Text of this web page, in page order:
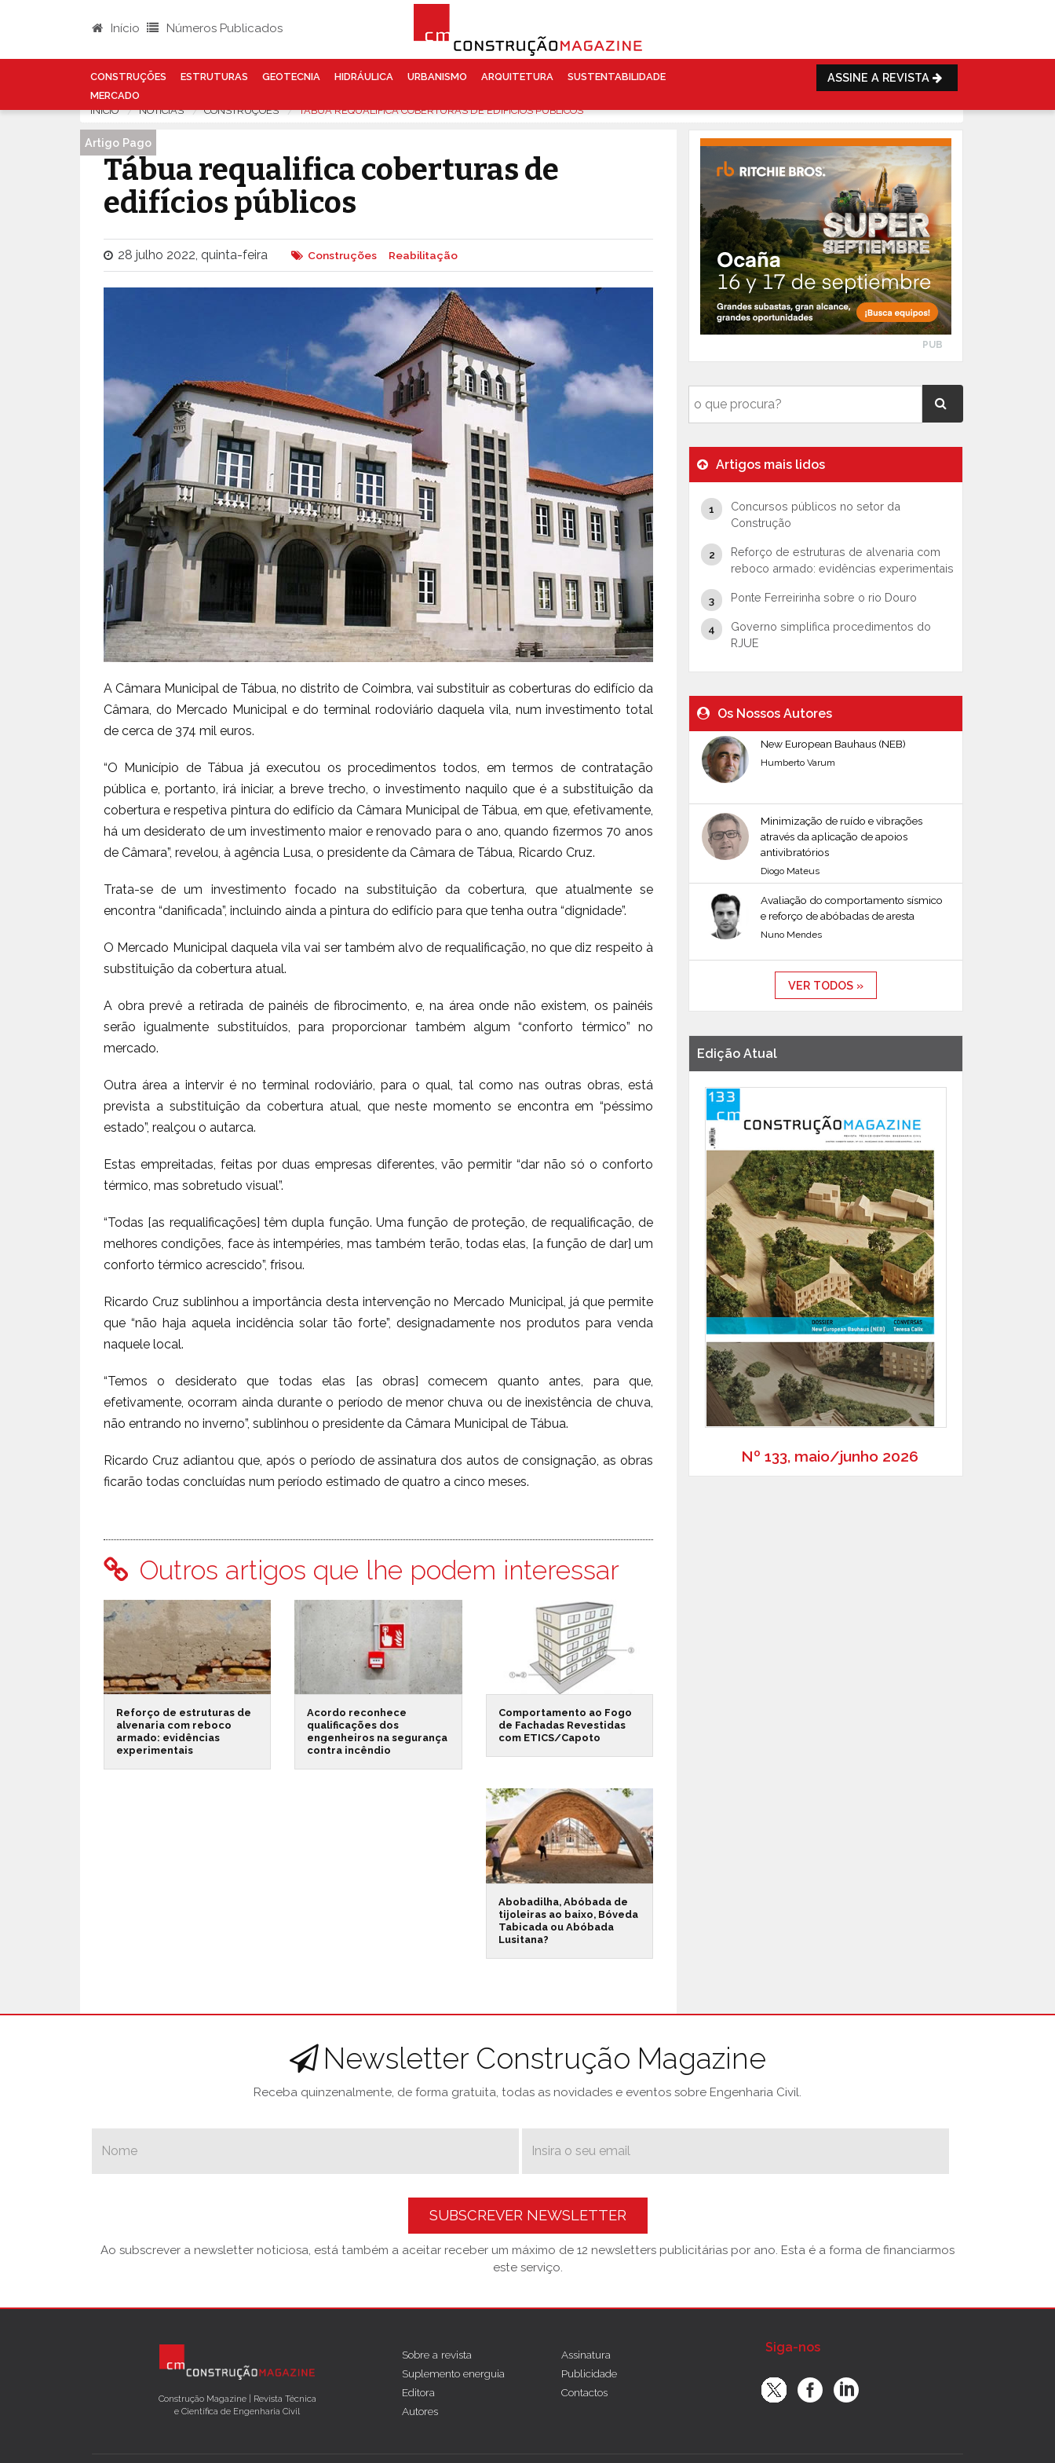
Início Números Publicados
CONSTRUÇÕES ESTRUTURAS GEOTECNIA HIDRÁULICA URBANISMO ARQUITETURA
SUSTENTABILIDADE
MERCADO
ASSINE A REVISTA
INÍCIO NOTÍCIAS CONSTRUÇÕES TÁBUA REQUALIFICA COBERTURAS DE EDIFÍCIOS PÚBLICOS
Tábua requalifica coberturas de
edifícios públicos
Artigo Pago
28 julho 2022, quinta-feira Construções Reabilitação
A Câmara Municipal de Tábua, no distrito de Coimbra, vai substituir as coberturas do edifício da
Câmara, do Mercado Municipal e do terminal rodoviário daquela vila, num investimento total
de cerca de 374 mil euros.
“O Município de Tábua já executou os procedimentos todos, em termos de contratação
pública e, portanto, irá iniciar, a breve trecho, o investimento naquilo que é a substituição da
cobertura e respetiva pintura do edifício da Câmara Municipal de Tábua, em que, efetivamente,
há um desiderato de um investimento maior e renovado para o ano, quando fizermos 70 anos
de Câmara”, revelou, à agência Lusa, o presidente da Câmara de Tábua, Ricardo Cruz.
Trata-se de um investimento focado na substituição da cobertura, que atualmente se
encontra “danificada”, incluindo ainda a pintura do edifício para que tenha outra “dignidade”.
O Mercado Municipal daquela vila vai ser também alvo de requalificação, no que diz respeito à
substituição da cobertura atual.
A obra prevê a retirada de painéis de fibrocimento, e, na área onde não existem, os painéis
serão igualmente substituídos, para proporcionar também algum “conforto térmico” no
mercado.
Outra área a intervir é no terminal rodoviário, para o qual, tal como nas outras obras, está
prevista a substituição da cobertura atual, que neste momento se encontra em “péssimo
estado”, realçou o autarca.
Estas empreitadas, feitas por duas empresas diferentes, vão permitir “dar não só o conforto
térmico, mas sobretudo visual”.
“Todas [as requalificações] têm dupla função. Uma função de proteção, de requalificação, de
melhores condições, face às intempéries, mas também terão, todas elas, [a função de dar] um
conforto térmico acrescido”, frisou.
Ricardo Cruz sublinhou a importância desta intervenção no Mercado Municipal, já que permite
que “não haja aquela incidência solar tão forte”, designadamente nos produtos para venda
naquele local.
“Temos o desiderato que todas elas [as obras] comecem quanto antes, para que,
efetivamente, ocorram ainda durante o período de menor chuva ou de inexistência de chuva,
não entrando no inverno”, sublinhou o presidente da Câmara Municipal de Tábua.
Ricardo Cruz adiantou que, após o período de assinatura dos autos de consignação, as obras
ficarão todas concluídas num período estimado de quatro a cinco meses.
Outros artigos que lhe podem interessar
Reforço de estruturas de
alvenaria com reboco
armado: evidências
experimentais
Acordo reconhece
qualificações dos
engenheiros na segurança
contra incêndio
Comportamento ao Fogo
de Fachadas Revestidas
com ETICS/Capoto
Abobadilha, Abóbada de
tijoleiras ao baixo, Bóveda
Tabicada ou Abóbada
Lusitana?
PUB
Artigos mais lidos
Concursos públicos no setor da
Construção
Reforço de estruturas de alvenaria com
reboco armado: evidências experimentais
Ponte Ferreirinha sobre o rio Douro
Governo simplifica procedimentos do
RJUE
Os Nossos Autores
New European Bauhaus (NEB)
Humberto Varum
Minimização de ruído e vibrações
através da aplicação de apoios
antivibratórios
Diogo Mateus
Avaliação do comportamento sísmico
e reforço de abóbadas de aresta
Nuno Mendes
VER TODOS »
Edição Atual
Nº 133, maio/junho 2026
Newsletter Construção Magazine
Receba quinzenalmente, de forma gratuita, todas as novidades e eventos sobre Engenharia Civil.
SUBSCREVER NEWSLETTER
Ao subscrever a newsletter noticiosa, está também a aceitar receber um máximo de 12 newsletters publicitárias por ano. Esta é a forma de financiarmos
este serviço.
Construção Magazine | Revista Técnica
e Científica de Engenharia Civil
Sobre a revista
Suplemento energuia
Editora
Autores
Assinatura
Publicidade
Contactos
Siga-nos